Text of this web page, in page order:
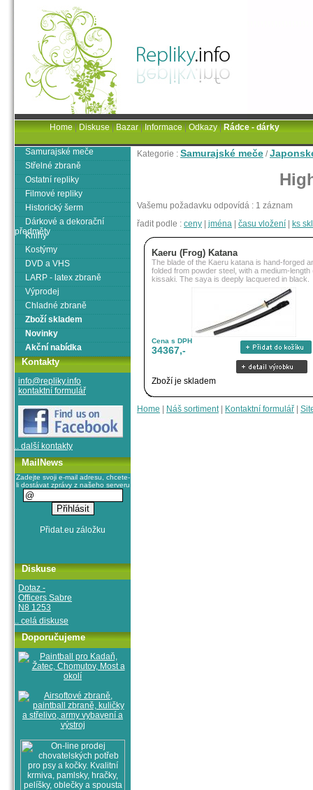
Kategorie : Samurajské meče /
Vašemu požadavku odpovídá : 1 záznam
řadit podle : ceny jména času vložení ks
Kaeru (Frog) Katana
The blade of the Kaeru katana is hand-forged
folded from powder steel, with a medium-length
kissaki. The saya is deeply lacquered in black.
Cena s DPH
34367,-
Zboží je skladem
Home Náš sortiment| Kontaktní formulář
Samurajské meče
Střelné zbraně
Ostatní repliky
Filmové repliky
Historický šerm
Dárkové a dekorační
předměty
Knihy
Kostýmy
DVD a VHS
LARP - latex zbraně
Výprodej
Chladné zbraně
Zboží skladem
Novinky
Akční nabídka
Kontakty
info@repliky.info
kontaktní formulář
.. další kontakty
MailNews
Zadejte svoji e-mail adresu, chcete-
li dostávat zprávy z našeho serveru
Diskuse
Dotaz -
Officers Sabre
N8 1253
.. celá diskuse
Doporučujeme
Home|Diskuse|Bazar|Informace|Odkazy|Rádce - dárky